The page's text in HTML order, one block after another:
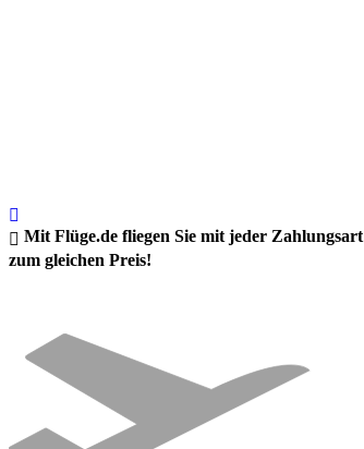
Mit Flüge.de fliegen Sie mit jeder Zahlungsart
zum gleichen Preis!